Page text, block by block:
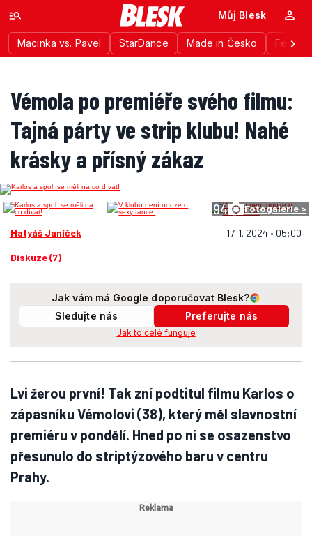
Macinka vs. Pavel StarDance Made in Česko
Můj Blesk
Vémola po premiéře svého filmu:
Tajná párty ve strip klubu! Nahé
krásky a přísný zákaz
94 Fotogalerie >
Matyáš Janíček 17. 1. 2024 • 05:00
Diskuze (7)
Jak vám má Google doporučovat Blesk?
Sledujte nás
Preferujte nás
Jak to celé funguje
Lvi žerou první! Tak zní podtitul filmu Karlos o
zápasníku Vémolovi (38), který měl slavnostní
premiéru v pondělí. Hned po ní se osazenstvo
přesunulo do striptýzového baru v centru
Prahy.